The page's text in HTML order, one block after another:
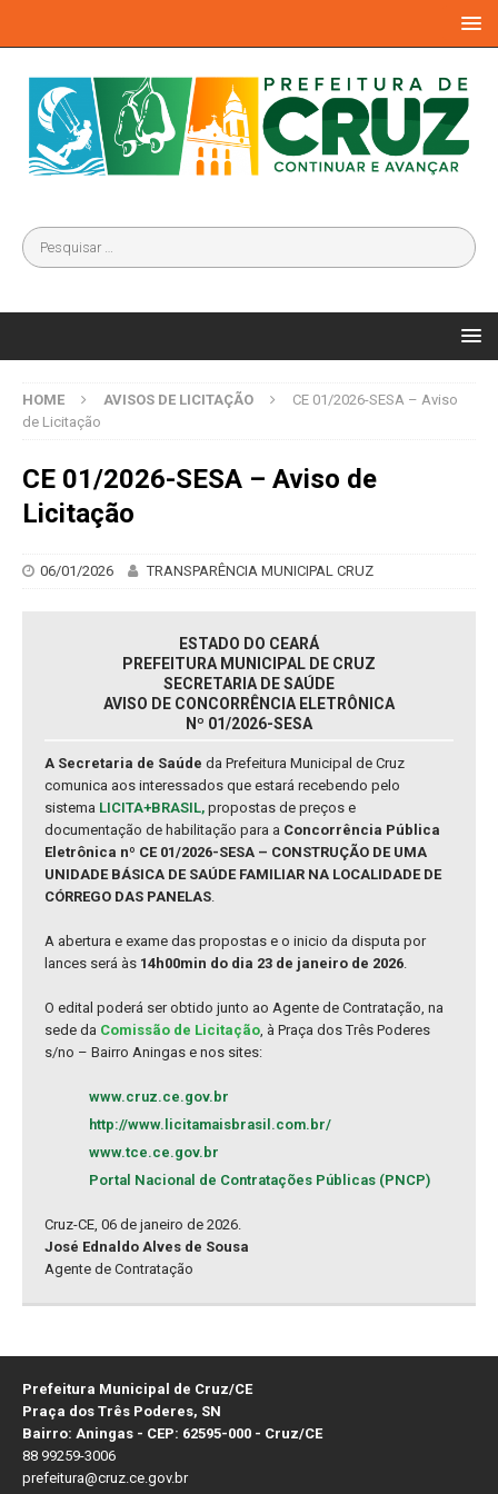
HOME AVISOS DE LICITAÇÃO
CE 01/2026-SESA – Aviso
de Licitação
CE 01/2026-SESA – Aviso de
Licitação
06/01/2026 TRANSPARÊNCIA MUNICIPAL CRUZ
ESTADO DO CEARÁ
PREFEITURA MUNICIPAL DE CRUZ
SECRETARIA DE SAÚDE
AVISO DE CONCORRÊNCIA ELETRÔNICA
Nº 01/2026-SESA
A Secretaria de Saúde da Prefeitura Municipal de Cruz
comunica aos interessados que estará recebendo pelo
sistema LICITA+BRASIL, propostas de preços e
documentação de habilitação para a Concorrência Pública
Eletrônica nº CE 01/2026-SESA – CONSTRUÇÃO DE UMA
UNIDADE BÁSICA DE SAÚDE FAMILIAR NA LOCALIDADE DE
CÓRREGO DAS PANELAS.
A abertura e exame das propostas e o inicio da disputa por
lances será às 14h00min do dia 23 de janeiro de 2026.
O edital poderá ser obtido junto ao Agente de Contratação, na
sede da Comissão de Licitação, à Praça dos Três Poderes
s/no – Bairro Aningas e nos sites:
www.cruz.ce.gov.br
http://www.licitamaisbrasil.com.br/
www.tce.ce.gov.br
Portal Nacional de Contratações Públicas (PNCP)
Cruz-CE, 06 de janeiro de 2026.
José Ednaldo Alves de Sousa
Agente de Contratação
Prefeitura Municipal de Cruz/CE
Praça dos Três Poderes, SN
Bairro: Aningas - CEP: 62595-000 - Cruz/CE
88 99259-3006
prefeitura@cruz.ce.gov.br